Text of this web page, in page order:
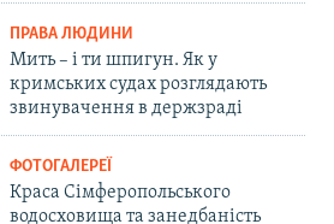
ПРАВА ЛЮДИНИ
Мить – і ти шпигун. Як у
кримських судах розглядають
звинувачення в держзраді
ФОТОГАЛЕРЕЇ
Краса Сімферопольського
водосховища та занедбаність